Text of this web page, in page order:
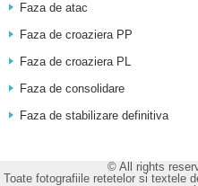
Faza de atac
Faza de croaziera PP
Faza de croaziera PL
Faza de consolidare
Faza de stabilizare definitiva
© All rights
Toate fotografiile retetelor si textele